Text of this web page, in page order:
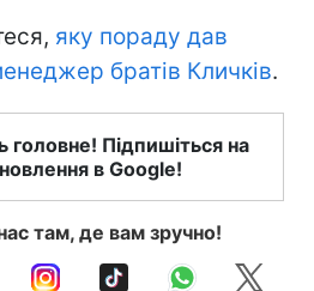
яку пораду дав
братів Кличків.
головне! Підпишіться на
в Google!
там, де вам зручно!